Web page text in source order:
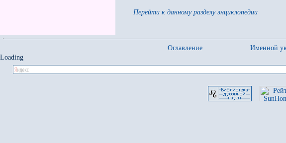
Перейти к данному разделу энциклопедии
Оглавление Именной
Loading